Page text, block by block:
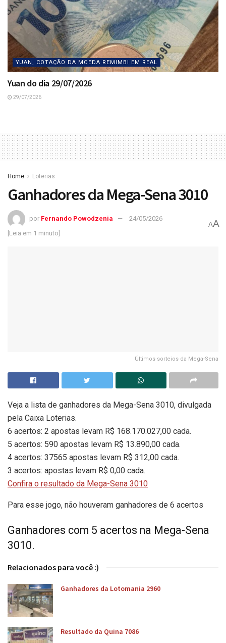
YUAN, COTAÇÃO DA MOEDA REMIMBI EM REAL
Yuan do dia 29/07/2026
29/07/2026
Home Loterias
Ganhadores da Mega-Sena 3010
por Fernando Powodzenia
24/05/2026
[Leia em 1 minuto]
AA
Últimos sorteios da Mega-Sena
Veja a lista de ganhadores da Mega-Sena 3010, divulgada
pela Caixa Loterias.
6 acertos: 2 apostas levam R$ 168.170.027,00 cada.
5 acertos: 590 apostas levam R$ 13.890,00 cada.
4 acertos: 37565 apostas levam R$ 312,00 cada.
3 acertos: apostas levam R$ 0,00 cada.
Confira o resultado da Mega-Sena 3010
Para esse jogo, não houveram ganhadores de 6 acertos
Ganhadores com 5 acertos na Mega-Sena
3010.
Relacionados para você :)
Ganhadores da Lotomania 2960
Resultado da Quina 7086